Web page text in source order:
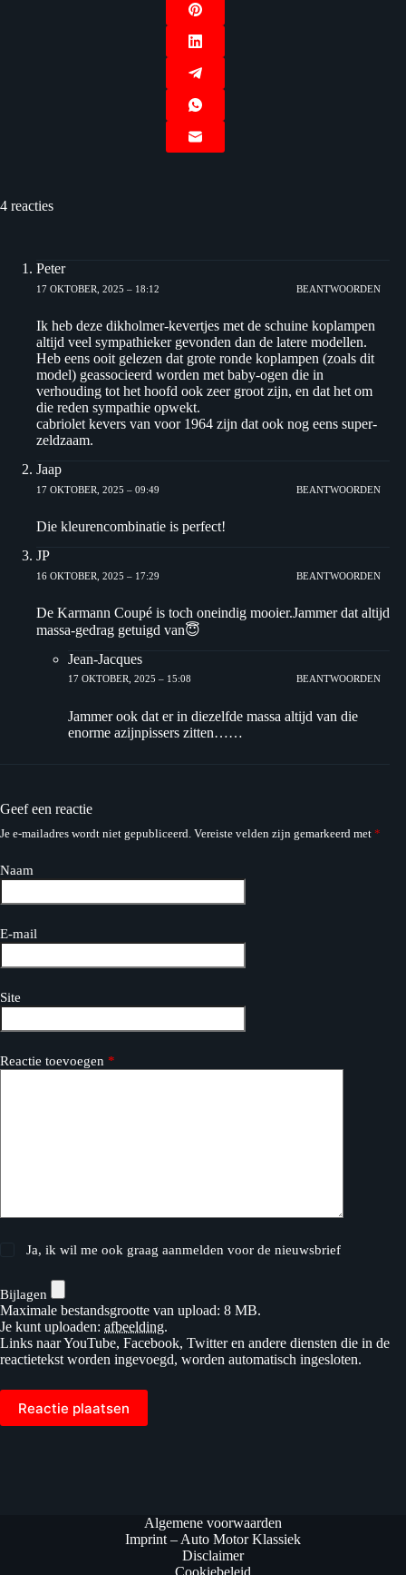
4 reacties
Peter
17 OKTOBER, 2025 – 18:12 BEANTWOORDEN
Ik heb deze dikholmer-kevertjes met de schuine koplampen
altijd veel sympathieker gevonden dan de latere modellen.
Heb eens ooit gelezen dat grote ronde koplampen (zoals dit
model) geassocieerd worden met baby-ogen die in
verhouding tot het hoofd ook zeer groot zijn, en dat het om
die reden sympathie opwekt.
cabriolet kevers van voor 1964 zijn dat ook nog eens super-
zeldzaam.
Jaap
17 OKTOBER, 2025 – 09:49 BEANTWOORDEN
Die kleurencombinatie is perfect!
JP
16 OKTOBER, 2025 – 17:29 BEANTWOORDEN
De Karmann Coupé is toch oneindig mooier.Jammer dat altijd
massa-gedrag getuigd van😇
Jean-Jacques
17 OKTOBER, 2025 – 15:08 BEANTWOORDEN
Jammer ook dat er in diezelfde massa altijd van die
enorme azijnpissers zitten……
Geef een reactie
Je e-mailadres wordt niet gepubliceerd. Vereiste velden zijn gemarkeerd met *
Naam
E-mail
Site
Reactie toevoegen *
Ja, ik wil me ook graag aanmelden voor de nieuwsbrief
Bijlagen
Maximale bestandsgrootte van upload: 8 MB.
Je kunt uploaden: afbeelding.
Links naar YouTube, Facebook, Twitter en andere diensten die in de
reactietekst worden ingevoegd, worden automatisch ingesloten.
Reactie plaatsen
Algemene voorwaarden
Imprint – Auto Motor Klassiek
Disclaimer
Cookiebeleid